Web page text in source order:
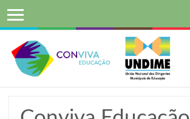
para
conteúdo
principal